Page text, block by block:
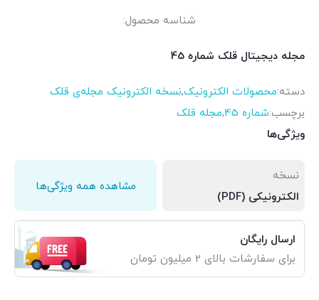
شناسه محصول:
مجله دیجیتال قلک شماره 45
دسته:محصولات الکترونیک,نسخه الکترونیک مجله‌ی قلک
برچسب:شماره 45 ,مجله قلک
ویژگی‌ها
نسخه
الکترونیکی (PDF)
مشاهده همه ویژگی‌ها
ارسال رایگان
برای سفارشات بالای 2 میلیون تومان